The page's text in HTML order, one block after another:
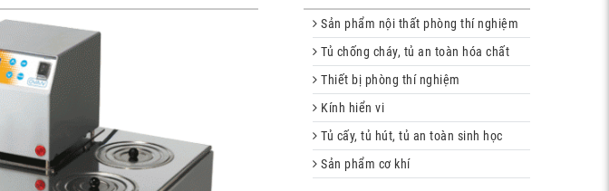
Sản phẩm nội thất phòng thí nghiệm
Tủ chống cháy, tủ an toàn hóa chất
Thiết bị phòng thí nghiệm
Kính hiển vi
Tủ cấy, tủ hút, tủ an toàn sinh học
Sản phẩm cơ khí